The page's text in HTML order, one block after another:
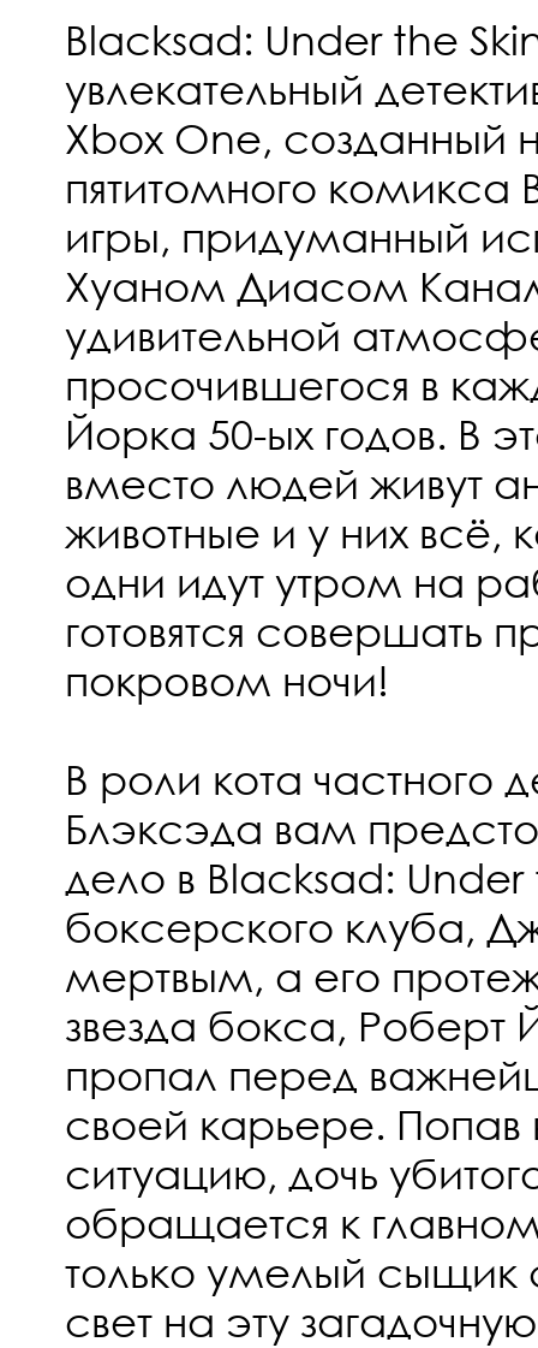
Blacksad: Under the
увлекательный
Xbox One, созданный
пятитомного комикса
игры, придуманный
Хуаном Диасом
удивительной
просочившегося в
Йорка 50-ых годов. В
вместо людей живут
животные и у них всё,
одни идут утром на
готовятся совершать
покровом ночи!
В роли кота частного
Блэксэда вам
дело в Blacksad:
боксерского клуба,
мертвым, а его
звезда бокса, Роберт
пропал перед
своей карьере. Попав
ситуацию, дочь
обращается к
только умелый сыщик
свет на эту